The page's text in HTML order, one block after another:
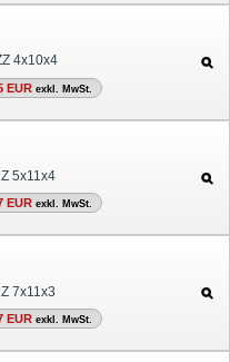
4x10x4
EUR exkl. MwSt.
5x11x4
EUR exkl. MwSt.
7x11x3
EUR exkl. MwSt.